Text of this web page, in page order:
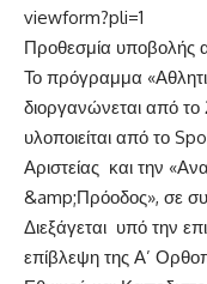
viewform?pli=1
Προθεσμία υποβολής
Το πρόγραμμα
διοργανώνεται από το
υλοποιείται από το
Αριστείας και την
&amp;Πρόοδος», σε
Διεξάγεται υπό την
επίβλεψη της Α’